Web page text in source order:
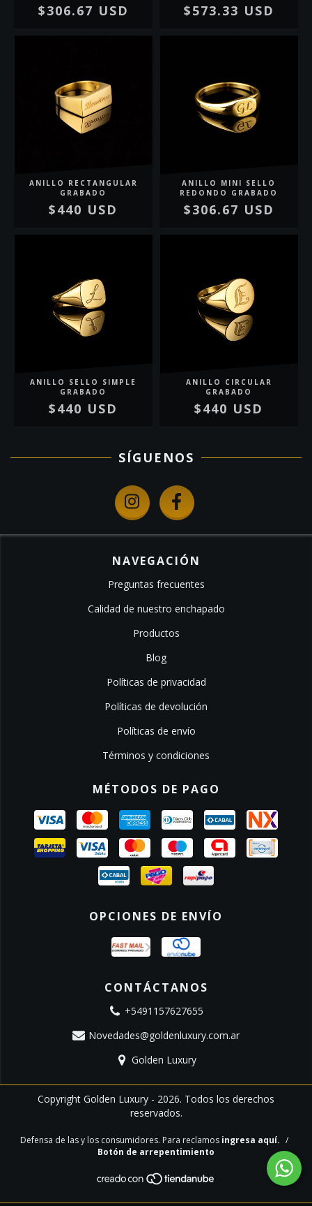
$306.67 USD $573.33 USD
ANILLO RECTANGULAR
GRABADO
$440 USD
ANILLO MINI SELLO
REDONDO GRABADO
$306.67 USD
ANILLO SELLO SIMPLE
GRABADO
$440 USD
ANILLO CIRCULAR
GRABADO
$440 USD
SÍGUENOS
NAVEGACIÓN
Preguntas frecuentes
Calidad de nuestro enchapado
Productos
Blog
Políticas de privacidad
Políticas de devolución
Políticas de envío
Términos y condiciones
MÉTODOS DE PAGO
OPCIONES DE ENVÍO
CONTÁCTANOS
+5491157627655
Novedades@goldenluxury.com.ar
Golden Luxury
Copyright Golden Luxury - 2026. Todos los derechos
reservados.
Defensa de las y los consumidores. Para reclamos ingresa aquí. /
Botón de arrepentimiento